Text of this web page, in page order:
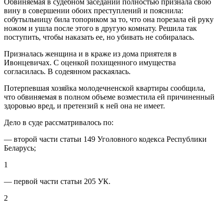
Обвиняемая в судебном заседании полностью признала свою
вину в совершении обоих преступлений и пояснила:
собутыльницу била топориком за то, что она порезала ей руку
ножом и ушла после этого в другую комнату. Решила так
поступить, чтобы наказать ее, но убивать не собиралась.
Призналась женщина и в краже из дома приятеля в
Ивонцевичах. С оценкой похищенного имущества
согласилась. В содеянном раскаялась.
Потерпевшая хозяйка молодечненской квартиры сообщила,
что обвиняемая в полном объеме возместила ей причиненный
здоровью вред, и претензий к ней она не имеет.
Дело в суде рассматривалось по:
— второй части статьи 149 Уголовного кодекса Республики
Беларусь;
1
— первой части статьи 205 УК.
2